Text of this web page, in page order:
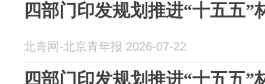
四部门印发规划推进“十五五”
北青网-北京青年报 2026-07-22
四部门印发规划推进“十五五”